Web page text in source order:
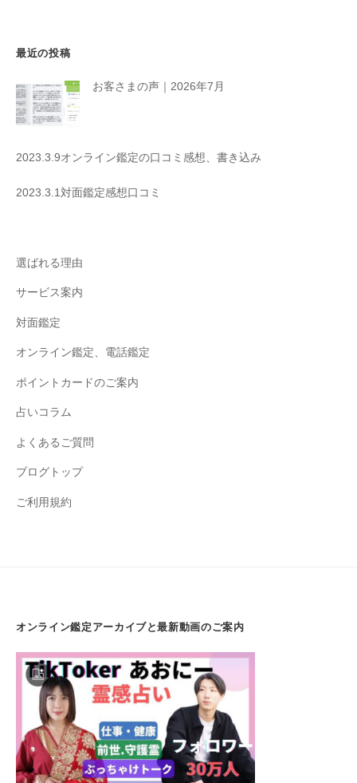
最近の投稿
お客さまの声｜2026年7月
2023.3.9オンライン鑑定の口コミ感想、書き込み
2023.3.1対面鑑定感想口コミ
選ばれる理由
サービス案内
対面鑑定
オンライン鑑定、電話鑑定
ポイントカードのご案内
占いコラム
よくあるご質問
ブログトップ
ご利用規約
オンライン鑑定アーカイブと最新動画のご案内